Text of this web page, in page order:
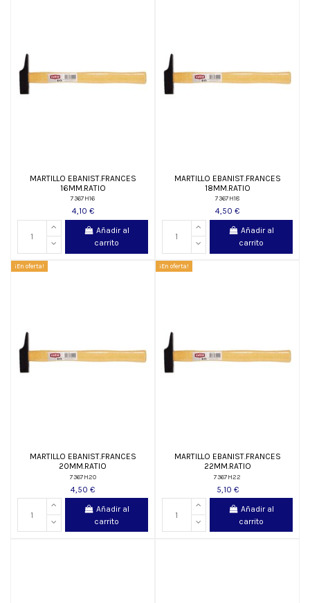
MARTILLO EBANIST.FRANCES
16MM.RATIO
7367H16
4,10 €
Añadir al
carrito
MARTILLO EBANIST.FRANCES
18MM.RATIO
7367H18
4,50 €
Añadir al
carrito
¡En oferta!
MARTILLO EBANIST.FRANCES
20MM.RATIO
7367H20
4,50 €
Añadir al
carrito
¡En oferta!
MARTILLO EBANIST.FRANCES
22MM.RATIO
7367H22
5,10 €
Añadir al
carrito